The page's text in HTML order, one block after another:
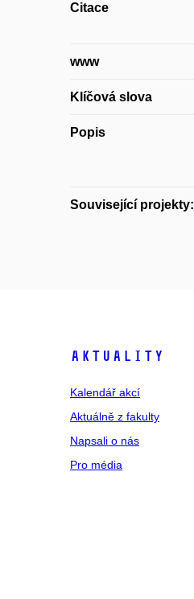
Citace
www
Klíčová slova
Popis
Související projekty:
Aktuality
Kalendář akcí
Aktuálně z fakulty
Napsali o nás
Pro média